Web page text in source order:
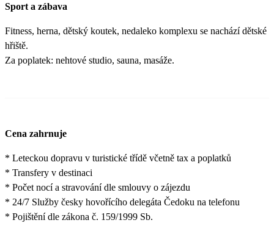
Sport a zábava
Fitness, herna, dětský koutek, nedaleko komplexu se nachází dětské
hřiště.
Za poplatek: nehtové studio, sauna, masáže.
Cena zahrnuje
* Leteckou dopravu v turistické třídě včetně tax a poplatků
* Transfery v destinaci
* Počet nocí a stravování dle smlouvy o zájezdu
* 24/7 Služby česky hovořícího delegáta Čedoku na telefonu
* Pojištění dle zákona č. 159/1999 Sb.